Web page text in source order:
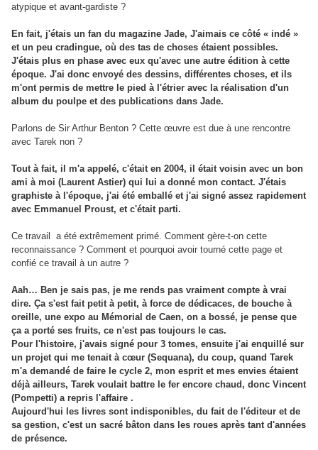
atypique et avant-gardiste ?
En fait, j'étais un fan du magazine Jade, J'aimais ce côté « indé »
et un peu cradingue, où des tas de choses étaient possibles.
J'étais plus en phase avec eux qu'avec une autre édition à cette
époque. J'ai donc envoyé des dessins, différentes choses, et ils
m'ont permis de mettre le pied à l'étrier avec la réalisation d'un
album du poulpe et des publications dans Jade.
Parlons de Sir Arthur Benton ? Cette œuvre est due à une rencontre
avec Tarek non ?
Tout à fait, il m'a appelé, c'était en 2004, il était voisin avec un bon
ami à moi (Laurent Astier) qui lui a donné mon contact. J'étais
graphiste à l'époque, j'ai été emballé et j'ai signé assez rapidement
avec Emmanuel Proust, et c'était parti.
Ce travail a été extrêmement primé. Comment gère-t-on cette
reconnaissance ? Comment et pourquoi avoir tourné cette page et
confié ce travail à un autre ?
Aah… Ben je sais pas, je me rends pas vraiment compte à vrai
dire. Ça s'est fait petit à petit, à force de dédicaces, de bouche à
oreille, une expo au Mémorial de Caen, on a bossé, je pense que
ça a porté ses fruits, ce n'est pas toujours le cas.
Pour l'histoire, j'avais signé pour 3 tomes, ensuite j'ai enquillé sur
un projet qui me tenait à cœur (Sequana), du coup, quand Tarek
m'a demandé de faire le cycle 2, mon esprit et mes envies étaient
déjà ailleurs, Tarek voulait battre le fer encore chaud, donc Vincent
(Pompetti) a repris l'affaire .
Aujourd'hui les livres sont indisponibles, du fait de l'éditeur et de
sa gestion, c'est un sacré bâton dans les roues après tant d'années
de présence.